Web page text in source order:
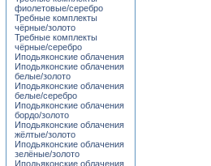
фиолетовые/серебро
Требные комплекты
чёрные/золото
Требные комплекты
чёрные/серебро
Иподьяконские облачения
Иподьяконские облачения
белые/золото
Иподьяконские облачения
белые/серебро
Иподьяконские облачения
бордо/золото
Иподьяконские облачения
жёлтые/золото
Иподьяконские облачения
зелёные/золото
Иподьяконские облачения